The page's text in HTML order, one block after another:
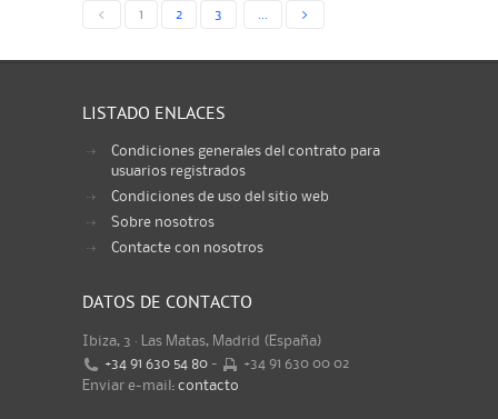
< 1 2 3 >
LISTADO ENLACES
Condiciones generales del contrato para
usuarios registrados
Condiciones de uso del sitio web
Sobre nosotros
Contacte con nosotros
DATOS DE CONTACTO
Ibiza, 3 · Las Matas, Madrid (España)
+34 91 630 54 80 -
+34 91 630 00 02
Enviar e-mail: contacto